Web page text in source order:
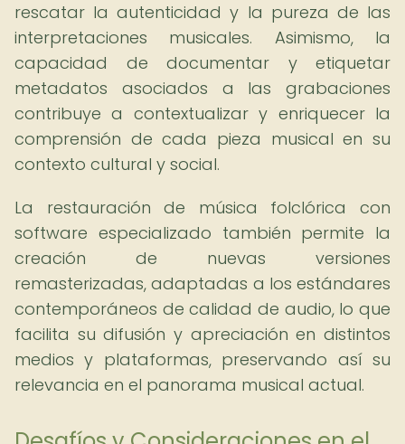
rescatar la autenticidad y la pureza de las
interpretaciones musicales. Asimismo, la
capacidad de documentar y etiquetar
metadatos asociados a las grabaciones
contribuye a contextualizar y enriquecer la
comprensión de cada pieza musical en su
contexto cultural y social.
La restauración de música folclórica con
software especializado también permite la
creación de nuevas versiones
remasterizadas, adaptadas a los estándares
contemporáneos de calidad de audio, lo que
facilita su difusión y apreciación en distintos
medios y plataformas, preservando así su
relevancia en el panorama musical actual.